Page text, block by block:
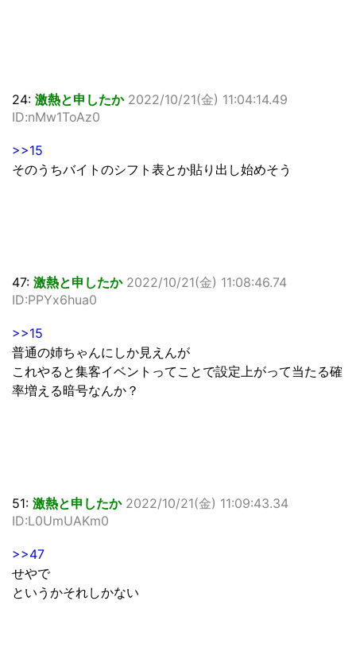
24: 激熱と申したか 2022/10/21(金) 11:04:14.49
ID:nMw1ToAz0
>>15
そのうちバイトのシフト表とか貼り出し始めそう
47: 激熱と申したか 2022/10/21(金) 11:08:46.74
ID:PPYx6hua0
>>15
普通の姉ちゃんにしか見えんが
これやると集客イベントってことで設定上がって当たる確
率増える暗号なんか？
51: 激熱と申したか 2022/10/21(金) 11:09:43.34
ID:L0UmUAKm0
>>47
せやで
というかそれしかない